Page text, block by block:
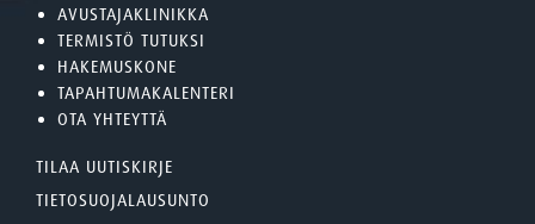
AVUSTAJAKLINIKKA
TERMISTÖ TUTUKSI
HAKEMUSKONE
TAPAHTUMAKALENTERI
OTA YHTEYTTÄ
TILAA UUTISKIRJE
TIETOSUOJALAUSUNTO